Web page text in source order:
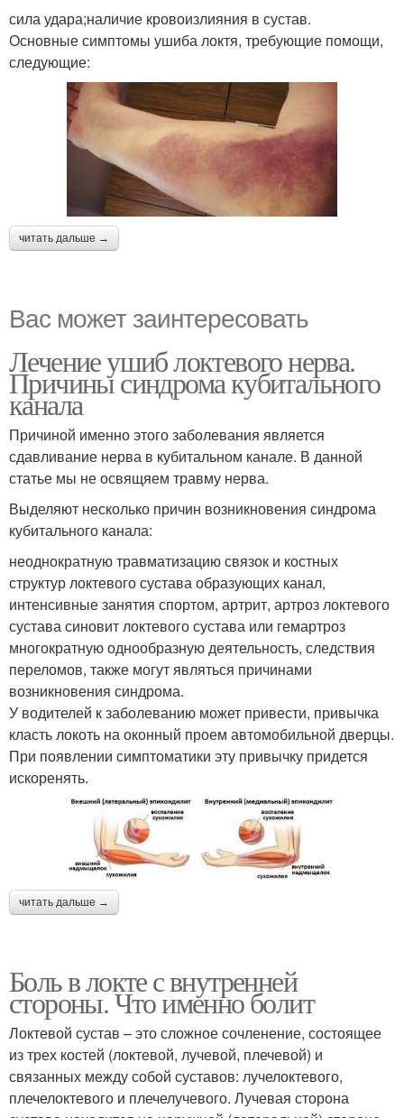
сила удара;наличие кровоизлияния в сустав.
Основные симптомы ушиба локтя, требующие помощи,
следующие:
читать дальше →
Вас может заинтересовать
Лечение ушиб локтевого нерва.
Причины синдрома кубитального
канала
Причиной именно этого заболевания является
сдавливание нерва в кубитальном канале. В данной
статье мы не освящяем травму нерва.
Выделяют несколько причин возникновения синдрома
кубитального канала:
неоднократную травматизацию связок и костных
структур локтевого сустава образующих канал,
интенсивные занятия спортом, артрит, артроз локтевого
сустава синовит локтевого сустава или гемартроз
многократную однообразную деятельность, следствия
переломов, также могут являться причинами
возникновения синдрома.
У водителей к заболеванию может привести, привычка
класть локоть на оконный проем автомобильной дверцы.
При появлении симптоматики эту привычку придется
искоренять.
читать дальше →
Боль в локте с внутренней
стороны. Что именно болит
Локтевой сустав – это сложное сочленение, состоящее
из трех костей (локтевой, лучевой, плечевой) и
связанных между собой суставов: лучелоктевого,
плечелоктевого и плечелучевого. Лучевая сторона